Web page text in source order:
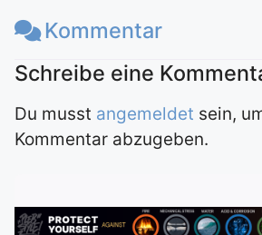
Kommentar
Du musst angemeldet sein,
Kommentar abzugeben.